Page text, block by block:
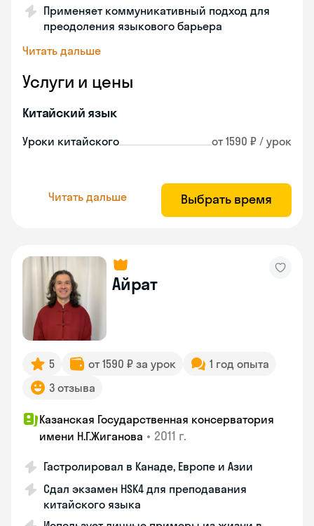
Применяет коммуникативный подход для
преодоления языкового барьера
Читать дальше
Услуги и цены
Китайский язык
Уроки китайского от 1590 ₽ / урок
Читать дальше Выбрать время
Айрат
5 от 1590 ₽ за урок
1 год опыта
3 отзыва
Казанская Государственная консерватория
имени Н.Г.Жиганова • 2011 г.
Гастролировал в Канаде, Европе и Азии
Сдал экзамен HSK4 для преподавания
китайского языка